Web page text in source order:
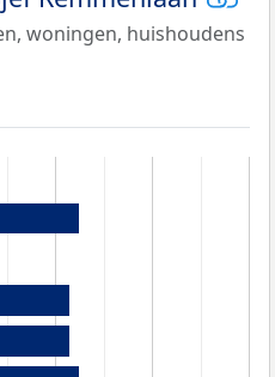
woningen, huishoudens